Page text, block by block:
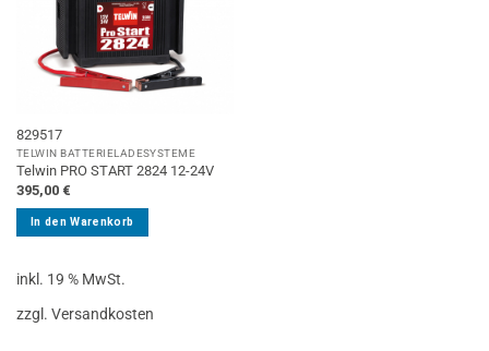
829517
TELWIN BATTERIELADESYSTEME
Telwin PRO START 2824 12-24V
395,00 €
In den Warenkorb
inkl. 19 % MwSt.
zzgl. Versandkosten